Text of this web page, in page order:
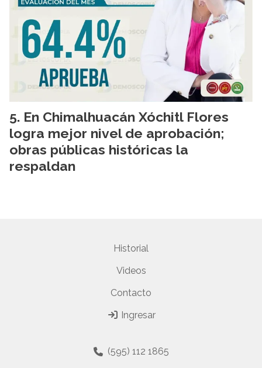
En Chimalhuacán Xóchitl Flores
logra mejor nivel de aprobación;
obras públicas históricas la
respaldan
Historial
Videos
Contacto
Ingresar
(595) 112 1865